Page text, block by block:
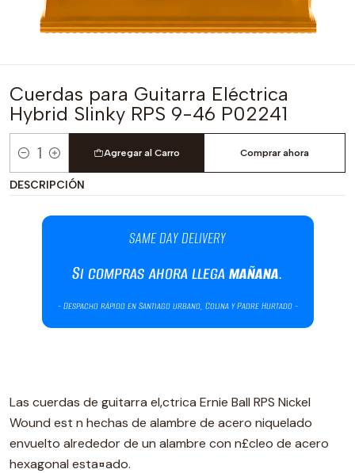
Cuerdas para Guitarra Eléctrica
Hybrid Slinky RPS 9-46 P02241
Cantidad
Agregar al Carro Comprar ahora
DESCRIPCIÓN
Las cuerdas de guitarra el‚ctrica Ernie Ball RPS Nickel
Wound est n hechas de alambre de acero niquelado
envuelto alrededor de un alambre con n£cleo de acero
hexagonal esta¤ado.